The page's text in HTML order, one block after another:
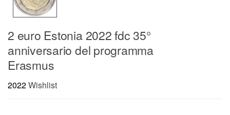
2 euro Estonia 2022 fdc 35°
anniversario del programma
Erasmus
2022Wishlist